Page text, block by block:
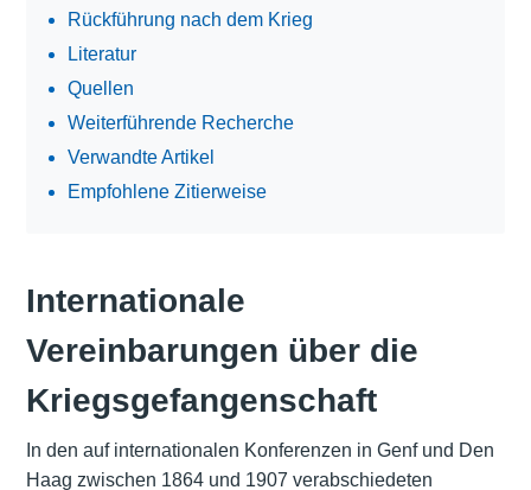
Rückführung nach dem Krieg
Literatur
Quellen
Weiterführende Recherche
Verwandte Artikel
Empfohlene Zitierweise
Internationale
Vereinbarungen über die
Kriegsgefangenschaft
In den auf internationalen Konferenzen in Genf und Den
Haag zwischen 1864 und 1907 verabschiedeten